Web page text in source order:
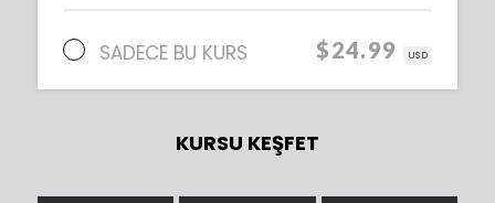
SADECE BU KURS $24.99 USD
KURSU KEŞFET